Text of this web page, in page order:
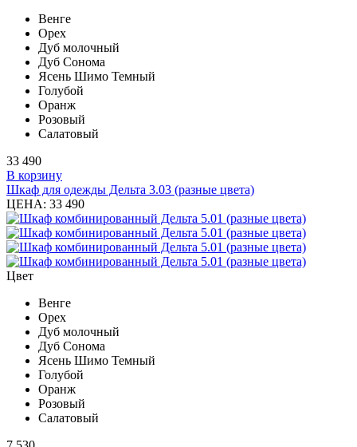
Венге
Орех
Дуб молочный
Дуб Сонома
Ясень Шимо Темный
Голубой
Оранж
Розовый
Салатовый
33 490
В корзину
Шкаф для одежды Дельта 3.03 (разные цвета)
ЦЕНА: 33 490
Цвет
Венге
Орех
Дуб молочный
Дуб Сонома
Ясень Шимо Темный
Голубой
Оранж
Розовый
Салатовый